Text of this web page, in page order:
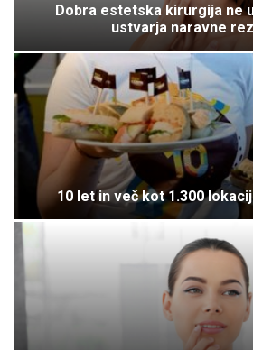
Dobra estetska kirurgija ne
ustvarja naravne
10 let in več kot 1.300